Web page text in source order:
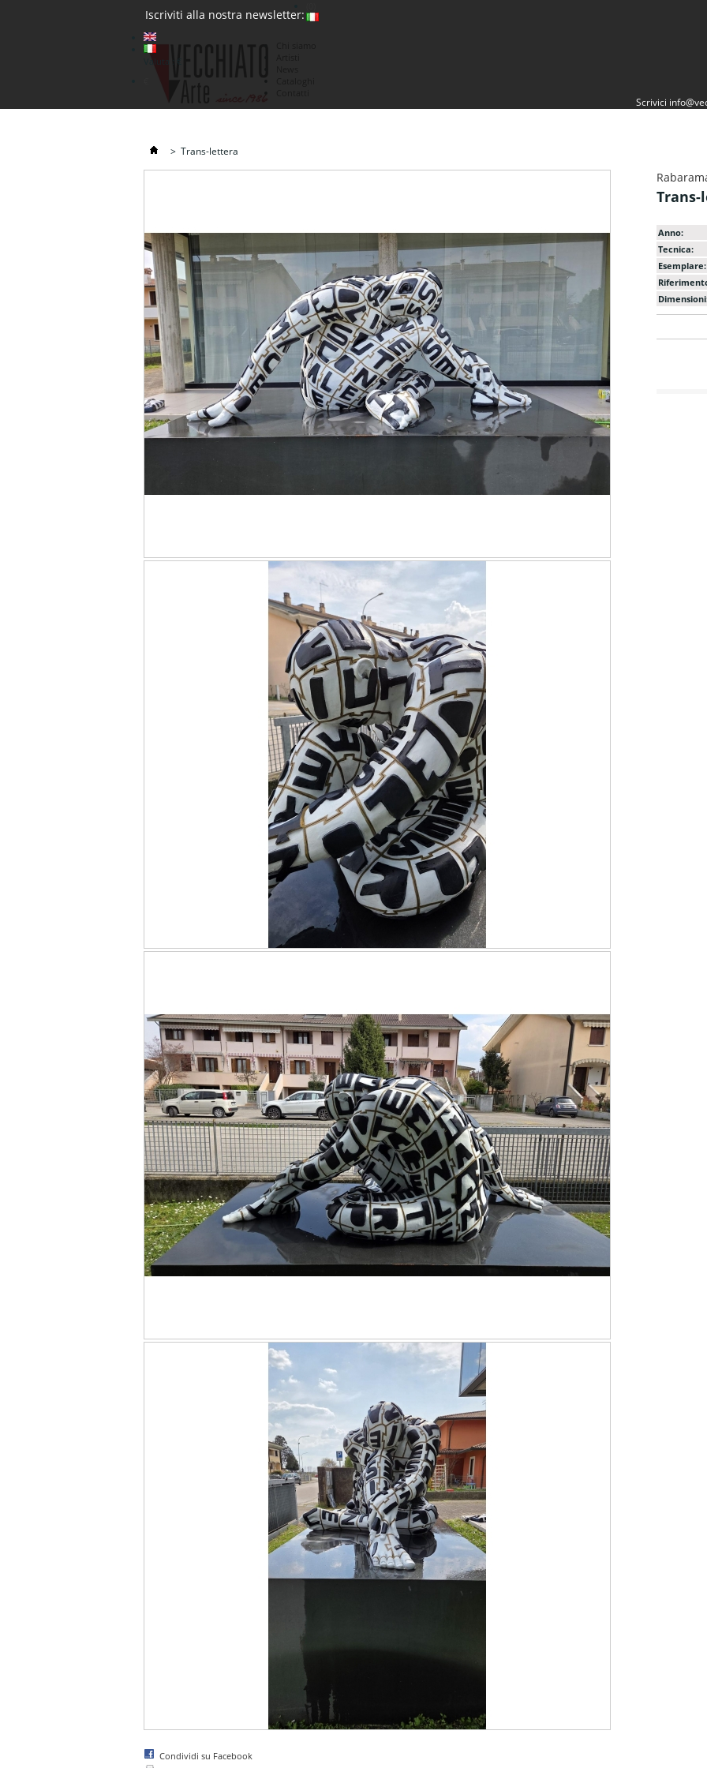
Iscriviti alla nostra newsletter:
Scrivici
> Trans-lettera
Condividi su Facebook
Anno:
Tecnica:
Esemplare: